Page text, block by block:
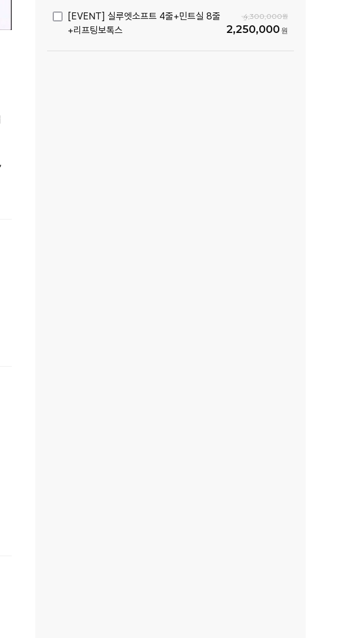
[EVENT] 실루엣소프트 4줄+민트실 8줄
+리프팅보톡스
4,300,000
2,250,000